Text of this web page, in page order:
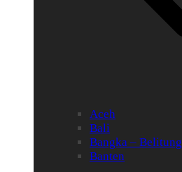
Aceh
Bali
Bangka – Belitung
Banten